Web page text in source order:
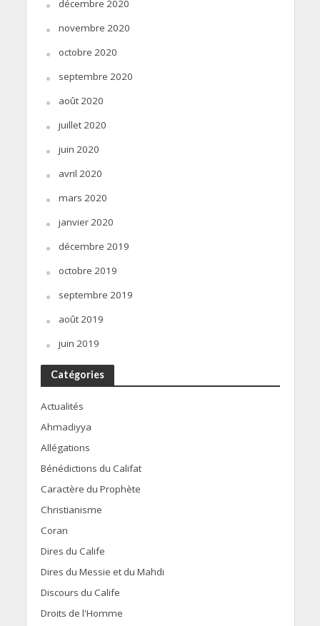
décembre 2020
novembre 2020
octobre 2020
septembre 2020
août 2020
juillet 2020
juin 2020
avril 2020
mars 2020
janvier 2020
décembre 2019
octobre 2019
septembre 2019
août 2019
juin 2019
Catégories
Actualités
Ahmadiyya
Allégations
Bénédictions du Califat
Caractère du Prophète
Christianisme
Coran
Dires du Calife
Dires du Messie et du Mahdi
Discours du Calife
Droits de l'Homme